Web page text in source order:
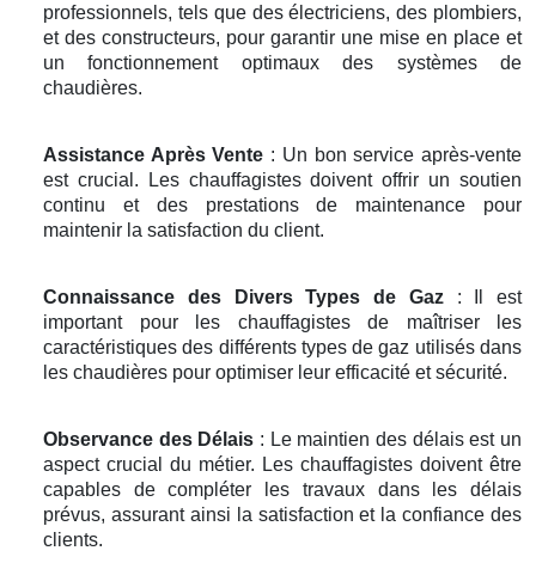
professionnels, tels que des électriciens, des plombiers,
et des constructeurs, pour garantir une mise en place et
un fonctionnement optimaux des systèmes de
chaudières.
Assistance Après Vente : Un bon service après-vente
est crucial. Les chauffagistes doivent offrir un soutien
continu et des prestations de maintenance pour
maintenir la satisfaction du client.
Connaissance des Divers Types de Gaz: Il est
important pour les chauffagistes de maîtriser les
caractéristiques des différents types de gaz utilisés dans
les chaudières pour optimiser leur efficacité et sécurité.
Observance des Délais : Le maintien des délais est un
aspect crucial du métier. Les chauffagistes doivent être
capables de compléter les travaux dans les délais
prévus, assurant ainsi la satisfaction et la confiance des
clients.